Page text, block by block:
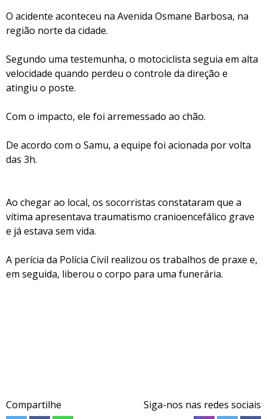
O acidente aconteceu na Avenida Osmane Barbosa, na
região norte da cidade.
Segundo uma testemunha, o motociclista seguia em alta
velocidade quando perdeu o controle da direção e
atingiu o poste.
Com o impacto, ele foi arremessado ao chão.
De acordo com o Samu, a equipe foi acionada por volta
das 3h.
Ao chegar ao local, os socorristas constataram que a
vítima apresentava traumatismo cranioencefálico grave
e já estava sem vida.
A perícia da Polícia Civil realizou os trabalhos de praxe e,
em seguida, liberou o corpo para uma funerária.
Compartilhe Siga-nos nas redes sociais